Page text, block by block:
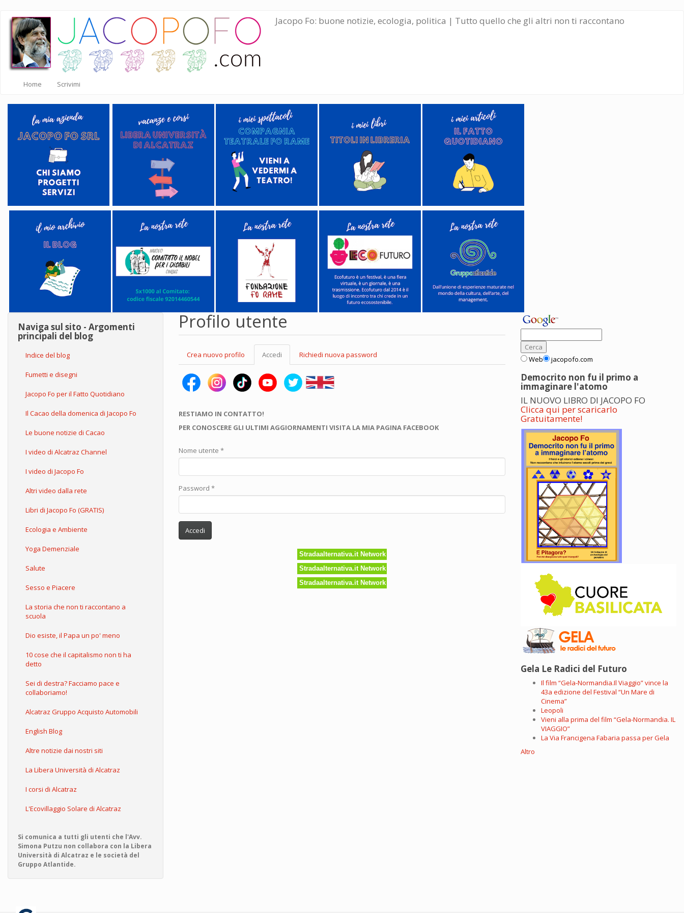
Salta
contenuto
principale
Jacopo Fo: buone notizie, ecologia, politica | Tutto quello che gli altri non ti raccontano
Home Scrivimi
Naviga sul sito - Argomenti
principali del blog
Indice del blog
Fumetti e disegni
Jacopo Fo per il Fatto Quotidiano
Il Cacao della domenica di Jacopo Fo
Le buone notizie di Cacao
I video di Alcatraz Channel
I video di Jacopo Fo
Altri video dalla rete
Libri di Jacopo Fo (GRATIS)
Ecologia e Ambiente
Yoga Demenziale
Salute
Sesso e Piacere
La storia che non ti raccontano a
scuola
Dio esiste, il Papa un po' meno
10 cose che il capitalismo non ti ha
detto
Sei di destra? Facciamo pace e
collaboriamo!
Alcatraz Gruppo Acquisto Automobili
English Blog
Altre notizie dai nostri siti
La Libera Università di Alcatraz
I corsi di Alcatraz
L'Ecovillaggio Solare di Alcatraz
Si comunica a tutti gli utenti che l'Avv.
Simona Putzu non collabora con la Libera
Università di Alcatraz e le società del
Gruppo Atlantide.
Profilo utente
primarie
Crea nuovo profilo Accedi (scheda
attiva)
Richiedi nuova password
RESTIAMO IN CONTATTO!
PER CONOSCERE GLI ULTIMI AGGIORNAMENTI VISITA LA MIA PAGINA FACEBOOK
Nome utente *
Password *
Accedi
Stradaalternativa.it Network
Stradaalternativa.it Network
Stradaalternativa.it Network
Web jacopofo.com
Democrito non fu il primo a
immaginare l'atomo
IL NUOVO LIBRO DI JACOPO FO
Clicca qui per scaricarlo
Gratuitamente!
Gela Le Radici del Futuro
Il film “Gela-Normandia.Il Viaggio” vince la
43a edizione del Festival “Un Mare di
Cinema”
Leopoli
Vieni alla prima del film “Gela-Normandia. IL
VIAGGIO”
La Via Francigena Fabaria passa per Gela
Altro